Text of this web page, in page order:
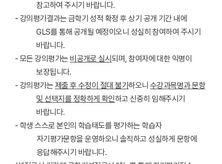
참고하여 주시기 바랍니다.
- 강의평가결과는 금학기 성적 확정 후 상기 공개 기간 내에
GLS를 통해 공개될 예정이오니 성실히 참여하여 주시기
바랍니다.
- 모든 강의평가는 비공개로 실시되며, 참여자에 대한 익명이
보장됩니다.
- 강의평가는 제출 후 수정이 절대 불가하오니 수강과목명과 문항
및 선택지 를 정확하게 확인하고 신중히 임해주시기
바랍니다.
- 학생 스스로 본인의 학습태도를 평가하는 학습자
자기평가문항을 운영하오니 솔직하고 성실하게 문항에
응답해주시기 바랍니다.